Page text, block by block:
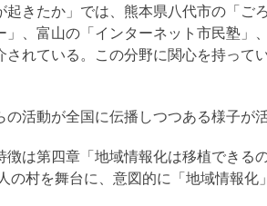
きたか」では、熊本県八代市の「ご
、富山の「インターネット市民塾」
れている。この分野に関心を持って
活動が全国に伝播しつつある様子が活
は第四章「地域情報化は移植できる
村を舞台に、意図的に「地域情報化